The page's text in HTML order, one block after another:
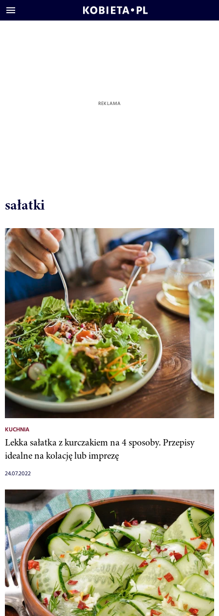
sałatki
KUCHNIA
Lekka sałatka z kurczakiem na 4 sposoby. Przepisy
idealne na kolację lub imprezę
24.07.2022